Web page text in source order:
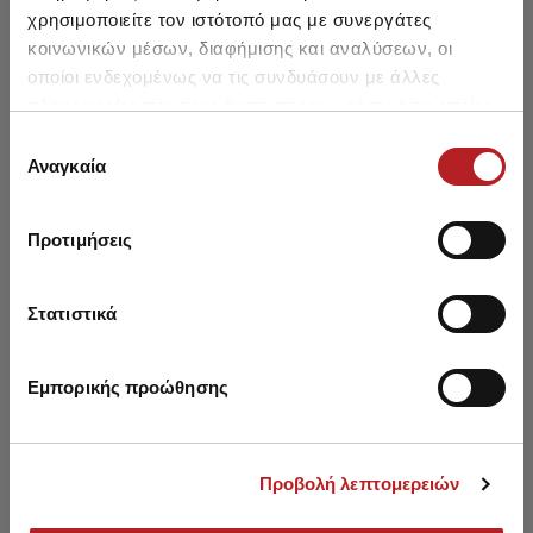
χρησιμοποιείτε τον ιστότοπό μας με συνεργάτες
κοινωνικών μέσων, διαφήμισης και αναλύσεων, οι
οποίοι ενδεχομένως να τις συνδυάσουν με άλλες
των υπηρεσιών τους.
συγκατάθεσης
Αναγκαία
Προτιμήσεις
Στατιστικά
Εμπορικής προώθησης
Προβολή λεπτομερειών
HOT OFFER